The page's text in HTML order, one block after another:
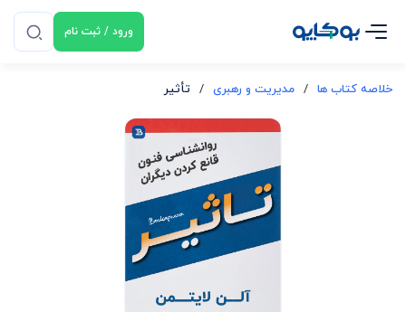
ورود / ثبت نام
خلاصه کتاب ها / مدیریت و رهبری / تأثیر